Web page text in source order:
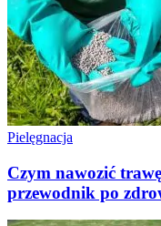
Pielęgnacja
Czym nawozić
przewodnik po